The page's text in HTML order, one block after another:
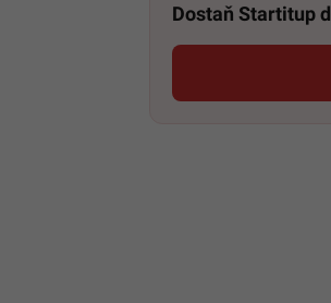
Dostaň Startitup